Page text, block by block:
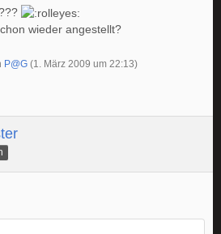
wieder angestellt?
P@G (1. März 2009 um 22:13)